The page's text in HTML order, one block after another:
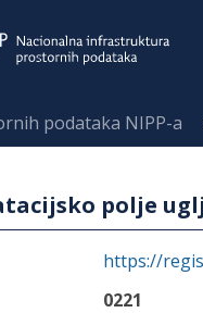
podataka NIPP-a
polje
https://
0221